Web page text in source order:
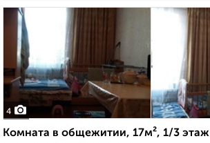
4
Комната в общежитии, 17м², 1/3 этаж